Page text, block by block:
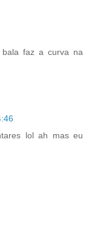
bala faz a curva na
lol ah mas eu